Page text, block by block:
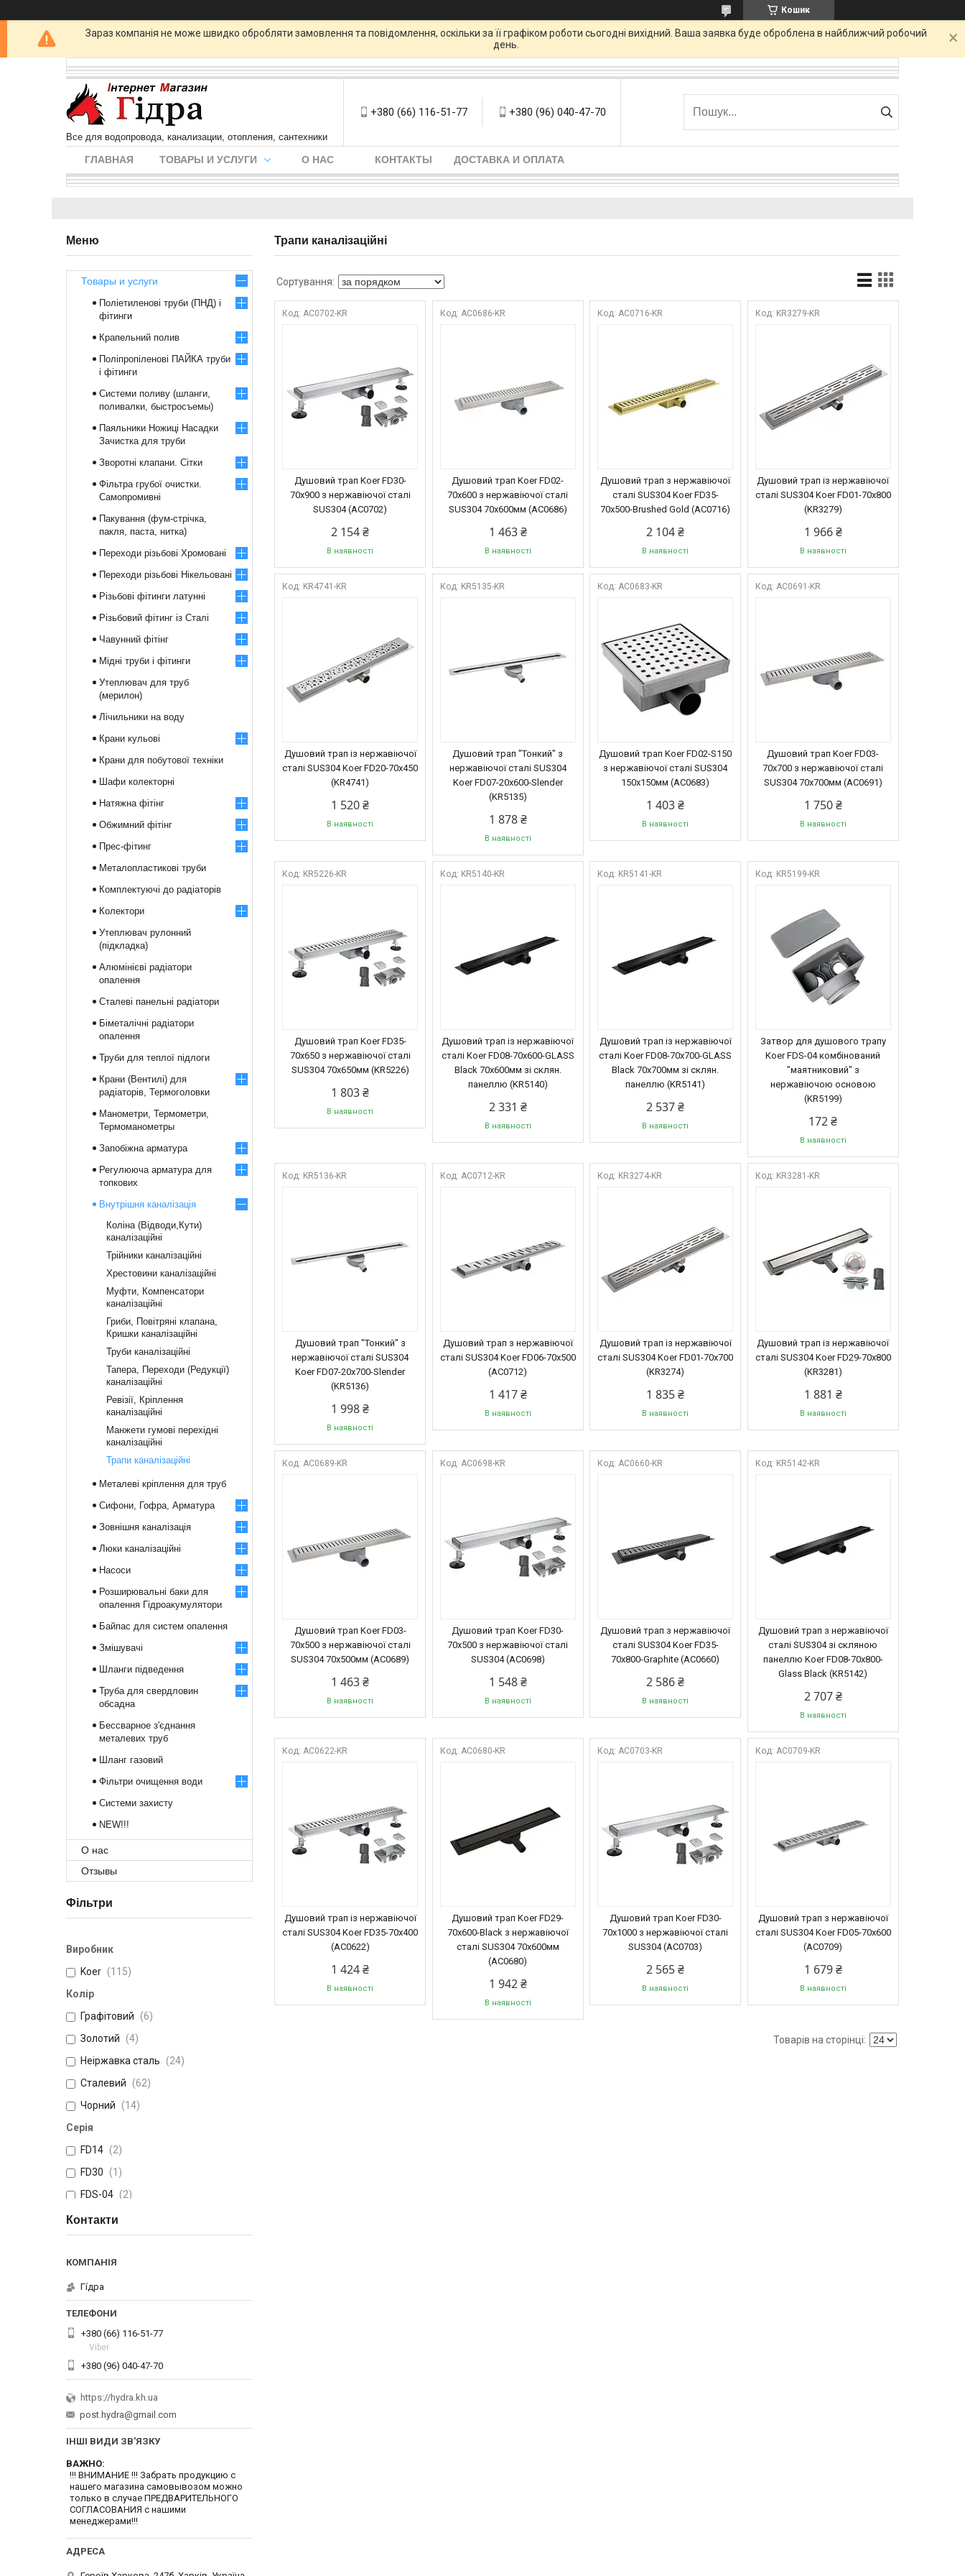
Кошик
Зараз компанія не може швидко обробляти замовлення та повідомлення, оскільки за її графіком роботи сьогодні вихідний. Ваша заявка буде оброблена в найближчий робочий
день.
Все для водопровода, канализации, отопления, сантехники
+380 (66) 116-51-77 +380 (96) 040-47-70
ГЛАВНАЯ ТОВАРЫ И УСЛУГИ О НАС КОНТАКТЫ ДОСТАВКА И ОПЛАТА
Трапи каналізаційні
AC0702-KR
Душовий трап Koer FD30-
70x900 з нержавіючої сталі
SUS304 (AC0702)
2 154 ₴
В наявності
AC0686-KR
Душовий трап Koer FD02-
70x600 з нержавіючої сталі
SUS304 70x600мм (AC0686)
1 463 ₴
В наявності
AC0716-KR
Душовий трап з нержавіючої
сталі SUS304 Koer FD35-
70x500-Brushed Gold (AC0716)
2 104 ₴
В наявності
KR3279-KR
Душовий трап із нержавіючої
сталі SUS304 Koer FD01-70x800
(KR3279)
1 966 ₴
В наявності
KR4741-KR
Душовий трап із нержавіючої
сталі SUS304 Koer FD20-70x450
(KR4741)
1 520 ₴
В наявності
KR5135-KR
Душовий трап "Тонкий" з
нержавіючої сталі SUS304
Koer FD07-20x600-Slender
(KR5135)
1 878 ₴
В наявності
AC0683-KR
Душовий трап Koer FD02-S150
з нержавіючої сталі SUS304
150x150мм (AC0683)
1 403 ₴
В наявності
AC0691-KR
Душовий трап Koer FD03-
70x700 з нержавіючої сталі
SUS304 70x700мм (AC0691)
1 750 ₴
В наявності
KR5226-KR
Душовий трап Koer FD35-
70x650 з нержавіючої сталі
SUS304 70x650мм (KR5226)
1 803 ₴
В наявності
KR5140-KR
Душовий трап із нержавіючої
сталі Koer FD08-70x600-GLASS
Black 70x600мм зі склян.
панеллю (KR5140)
2 331 ₴
В наявності
KR5141-KR
Душовий трап із нержавіючої
сталі Koer FD08-70x700-GLASS
Black 70x700мм зі склян.
панеллю (KR5141)
2 537 ₴
В наявності
KR5199-KR
Затвор для душового трапу
Koer FDS-04 комбінований
"маятниковий" з
нержавіючою основою
(KR5199)
172 ₴
В наявності
KR5136-KR
Душовий трап "Тонкий" з
нержавіючої сталі SUS304
Koer FD07-20x700-Slender
(KR5136)
1 998 ₴
В наявності
AC0712-KR
Душовий трап з нержавіючої
сталі SUS304 Koer FD06-70x500
(AC0712)
1 417 ₴
В наявності
KR3274-KR
Душовий трап із нержавіючої
сталі SUS304 Koer FD01-70x700
(KR3274)
1 835 ₴
В наявності
KR3281-KR
Душовий трап із нержавіючої
сталі SUS304 Koer FD29-70x800
(KR3281)
1 881 ₴
В наявності
AC0689-KR
Душовий трап Koer FD03-
70x500 з нержавіючої сталі
SUS304 70x500мм (AC0689)
1 463 ₴
В наявності
AC0698-KR
Душовий трап Koer FD30-
70x500 з нержавіючої сталі
SUS304 (AC0698)
1 548 ₴
В наявності
AC0660-KR
Душовий трап з нержавіючої
сталі SUS304 Koer FD35-
70x800-Graphite (AC0660)
2 586 ₴
В наявності
KR5142-KR
Душовий трап з нержавіючої
сталі SUS304 зі скляною
панеллю Koer FD08-70x800-
Glass Black (KR5142)
2 707 ₴
В наявності
AC0622-KR
Душовий трап із нержавіючої
сталі SUS304 Koer FD35-70x400
(AC0622)
1 424 ₴
В наявності
AC0680-KR
Душовий трап Koer FD29-
70x600-Black з нержавіючої
сталі SUS304 70x600мм
(AC0680)
1 942 ₴
В наявності
AC0703-KR
Душовий трап Koer FD30-
70x1000 з нержавіючої сталі
SUS304 (AC0703)
2 565 ₴
В наявності
AC0709-KR
Душовий трап з нержавіючої
сталі SUS304 Koer FD05-70x600
(AC0709)
1 679 ₴
В наявності
Товары и услуги
Поліетиленові труби (ПНД) і
фітинги
Крапельний полив
Поліпропіленові ПАЙКА труби
і фітинги
Системи поливу (шланги,
поливалки, быстросъемы)
Паяльники Ножиці Насадки
Зачистка для труби
Зворотні клапани. Сітки
Фільтра грубої очистки.
Самопромивні
Пакування (фум-стрічка,
пакля, паста, нитка)
Переходи різьбові Хромовані
Переходи різьбові Нікельовані
Різьбові фітинги латунні
Різьбовий фітинг із Сталі
Чавунний фітінг
Мідні труби і фітинги
Утеплювач для труб
(мерилон)
Лічильники на воду
Крани кульові
Крани для побутової техніки
Шафи колекторні
Натяжна фітінг
Обжимний фітінг
Прес-фітинг
Металопластикові труби
Комплектуючі до радіаторів
Колектори
Утеплювач рулонний
(підкладка)
Алюмінієві радіатори
опалення
Сталеві панельні радіатори
Біметалічні радіатори
опалення
Труби для теплої підлоги
Крани (Вентилі) для
радіаторів, Термоголовки
Манометри, Термометри,
Термоманометры
Запобіжна арматура
Регулююча арматура для
топкових
Внутрішня каналізація
Коліна (Відводи,Кути)
каналізаційні
Трійники каналізаційні
Хрестовини каналізаційні
Муфти, Компенсатори
каналізаційні
Гриби, Повітряні клапана,
Кришки каналізаційні
Труби каналізаційні
Тапера, Переходи (Редукції)
каналізаційні
Ревізії, Кріплення
каналізаційні
Манжети гумові перехідні
каналізаційні
Трапи каналізаційні
Металеві кріплення для труб
Сифони, Гофра, Арматура
Зовнішня каналізація
Люки каналізаційні
Насоси
Розширювальні баки для
опалення Гідроакумулятори
Байпас для систем опалення
Змішувачі
Шланги підведення
Труба для свердловин
обсадна
Бессварное з'єднання
металевих труб
Шланг газовий
Фільтри очищення води
Системи захисту
NEW!!!
О нас
Отзывы
Фільтри
Виробник
Koer
115
Колір
Графітовий
6
Золотий
4
Неіржавка сталь
24
Сталевий
62
Чорний
14
Серія
FD14
2
FD30
1
FDS-04
2
Контакти
Гі́дра
+380 (66) 116-51-77
Viber
+380 (96) 040-47-70
https://hydra.kh.ua
post.hydra@gmail.com
ІНШІ ВИДИ ЗВ'ЯЗКУ
ВАЖНО
!!! ВНИМАНИЕ !!! Забрать продукцию с
нашего магазина самовывозом можно
только в случае ПРЕДВАРИТЕЛЬНОГО
СОГЛАСОВАНИЯ с нашими
менеджерами!!!